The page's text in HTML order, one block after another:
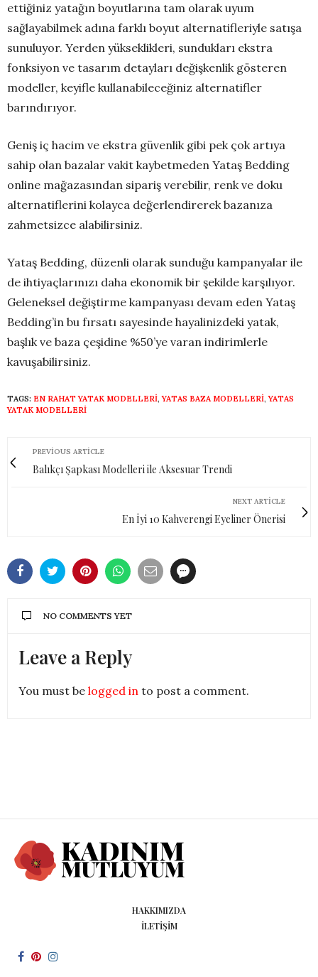
ettiğiniz yatağın boyutlarına tam olarak uyum
sağlayabilmek adına farklı boyut alternatifleriyle satışa
sunuluyor. Yerden yükseklikleri, sundukları ekstra
fonksiyon ve tasarım detayları değişkenlik gösteren
modeller, keyifle kullanabileceğiniz alternatifler
barındırıyor.
Geniş iç hacim ve ekstra güvenlik gibi pek çok artıya
sahip olan bazalar vakit kaybetmeden Yataş Bedding
online mağazasından sipariş verebilir, renk ve doku
alternatiflerini kolayca değerlendirerek bazanıza
zahmetsizce alabilirsiniz.
Yataş Bedding, düzenli olarak sunduğu kampanyalar ile
de ihtiyaçlarınızı daha ekonomik bir şekilde karşılıyor.
Geleneksel değiştirme kampanyası devam eden Yataş
Bedding’in bu fırsatı sayesinde hayalinizdeki yatak,
başlık ve baza çeşidine %50’ye varan indirimlerle
kavuşabilirsiniz.
TAGS: EN RAHAT YATAK MODELLERI,YATAS BAZA MODELLERI,YATAS
YATAK MODELLERI
PREVIOUS ARTICLE
Balıkçı Şapkası Modelleri ile Aksesuar Trendi
NEXT ARTICLE
En İyi 10 Kahverengi Eyeliner Önerisi
NO COMMENTS YET
Leave a Reply
You must be logged in to post a comment.
HAKKIMIZDA
İLETIŞIM